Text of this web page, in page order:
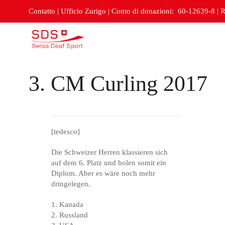
Contatto | Ufficio Zurigo | Conto di donazioni: 60-12639-8 |
3. CM Curling 2017
[tedesco]
Die Schweizer Herren klassieren sich
auf dem 6. Platz und holen somit ein
Diplom. Aber es wäre noch mehr
dringelegen.
1. Kanada
2. Russland